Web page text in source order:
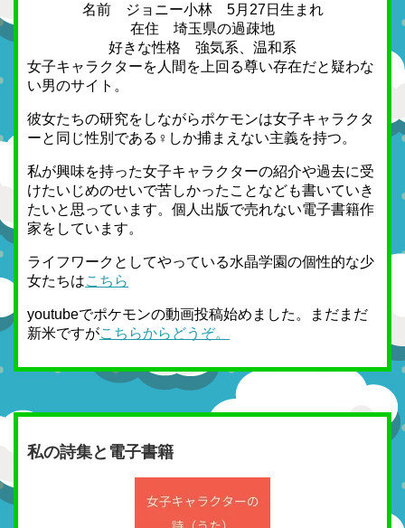
名前 ジョニー小林 5月27日生まれ
在住 埼玉県の過疎地
好きな性格 強気系、温和系
女子キャラクターを人間を上回る尊い存在だと疑わな
い男のサイト。
彼女たちの研究をしながらポケモンは女子キャラクタ
ーと同じ性別である♀しか捕まえない主義を持つ。
私が興味を持った女子キャラクターの紹介や過去に受
けたいじめのせいで苦しかったことなども書いていき
たいと思っています。個人出版で売れない電子書籍作
家をしています。
ライフワークとしてやっている水晶学園の個性的な少
女たちはこちら
youtubeでポケモンの動画投稿始めました。まだまだ
新米ですがこちらからどうぞ。
私の詩集と電子書籍